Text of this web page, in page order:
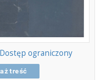
Dostęp ograniczony
treść